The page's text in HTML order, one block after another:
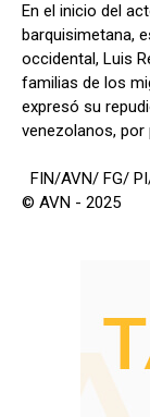
En el inicio del
barquisimetana,
occidental, Luis
familias de los
expresó su
venezolanos, por
FIN/AVN/ FG/
© AVN - 2025